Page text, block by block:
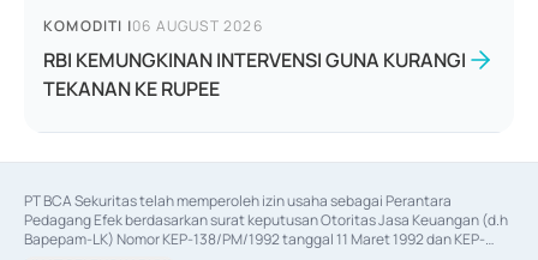
KOMODITI |06 AUGUST 2026
RBI KEMUNGKINAN INTERVENSI GUNA KURANGI
TEKANAN KE RUPEE
PT BCA Sekuritas telah memperoleh izin usaha sebagai Perantara
Pedagang Efek berdasarkan surat keputusan Otoritas Jasa Keuangan (d.h
Bapepam-LK) Nomor KEP-138/PM/1992 tanggal 11 Maret 1992 dan KEP-